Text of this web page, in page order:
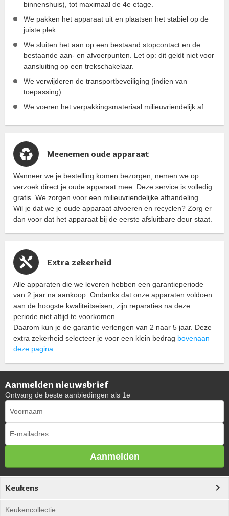
binnenshuis), tot maximaal de 4e etage.
We pakken het apparaat uit en plaatsen het stabiel op de
juiste plek.
We sluiten het aan op een bestaand stopcontact en de
bestaande aan- en afvoerpunten. Let op: dit geldt niet voor
aansluiting op een trekschakelaar.
We verwijderen de transportbeveiliging (indien van
toepassing).
We voeren het verpakkingsmateriaal milieuvriendelijk af.
Meenemen oude apparaat
Wanneer we je bestelling komen bezorgen, nemen we op
verzoek direct je oude apparaat mee. Deze service is volledig
gratis. We zorgen voor een milieuvriendelijke afhandeling.
Wil je dat we je oude apparaat afvoeren en recyclen? Zorg er
dan voor dat het apparaat bij de eerste afsluitbare deur staat.
Extra zekerheid
Alle apparaten die we leveren hebben een garantieperiode
van 2 jaar na aankoop. Ondanks dat onze apparaten voldoen
aan de hoogste kwaliteitseisen, zijn reparaties na deze
periode niet altijd te voorkomen.
Daarom kun je de garantie verlengen van 2 naar 5 jaar. Deze
extra zekerheid selecteer je voor een klein bedrag bovenaan
deze pagina.
Aanmelden nieuwsbrief
Ontvang de beste aanbiedingen als 1e
Aanmelden
Keukens
Keukencollectie